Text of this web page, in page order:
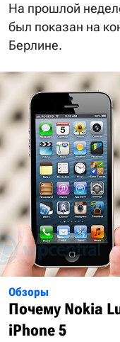
На прошлой
был показан на
Берлине.
Обзоры
Почему Nokia
iPhone 5